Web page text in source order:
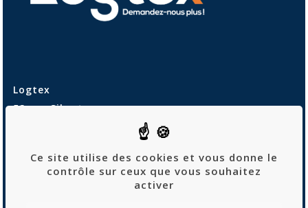
Logtex
53 rue Sibert
Ce site utilise des cookies et vous donne le
contrôle sur ceux que vous souhaitez
activer